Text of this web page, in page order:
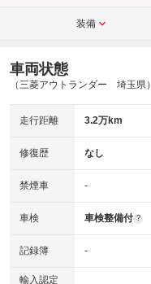
装備
車両状態
（三菱アウトランダー 埼玉県）
走行距離 3.2万km
修復歴 なし
禁煙車 -
車検 車検整備付 ?
記録簿 -
輸入認定